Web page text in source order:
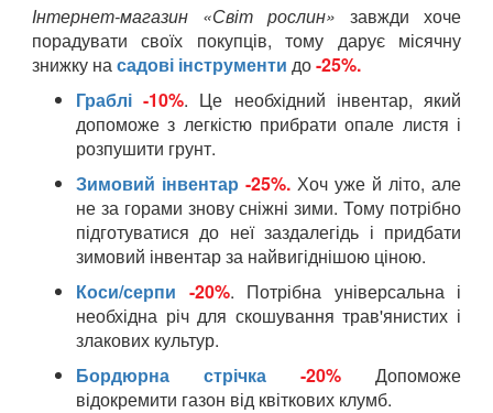
Інтернет-магазин «Світ рослин» завжди хоче
порадувати своїх покупців, тому дарує місячну
знижку насадові інструменти до-25%.
Граблі -10%. Це необхідний інвентар, який
допоможе з легкістю прибрати опале листя і
розпушити грунт.
Зимовий інвентар -25%. Хоч уже й літо, але
не за горами знову сніжні зими. Тому потрібно
підготуватися до неї заздалегідь і придбати
зимовий інвентар за найвигіднішою ціною.
Коси/серпи -20%. Потрібна універсальна і
необхідна річ для скошування трав'янистих і
злакових культур.
Бордюрна стрічка
-20% Допоможе
відокремити газон від квіткових клумб.